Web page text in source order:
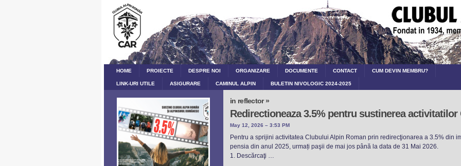
HOME PROIECTE DESPRE NOI ORGANIZARE DOCUMENTE CONTACT CUM DEVIN MEMBRU?
LINK-URI UTILE ASIGURARE CAMINUL ALPIN BULETIN NIVOLOGIC 2024-2025
in reflector »
Redirectioneaza 3.5% pentru sustinerea
May 12, 2026 – 3:53 PM
Pentru a sprijini activitatea Clubului Alpin Roman prin redirecţionarea a 3.5% din
pensia din anul 2025, urmați paşii de mai jos până la data de 31 Mai 2026.
1. Descărcaţi …